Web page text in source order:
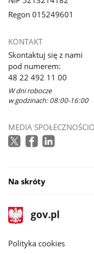
Regon 015249601
KONTAKT
Skontaktuj się z nami
pod numerem:
48 22 492 11 00
W dni robocze
w godzinach: 08:00-16:00
MEDIA
Na skróty
stopka
gov.pl
Strona
gov.pl
gov.pl
Polityka cookies